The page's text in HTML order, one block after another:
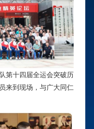
第十四届全运会突破历
来到现场，与广大同仁